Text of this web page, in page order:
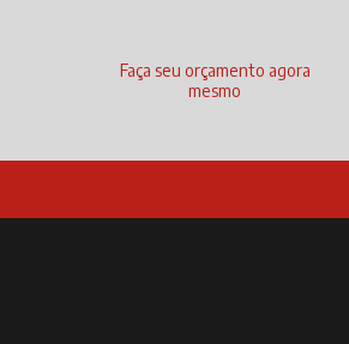
Faça seu orçamento agora
mesmo